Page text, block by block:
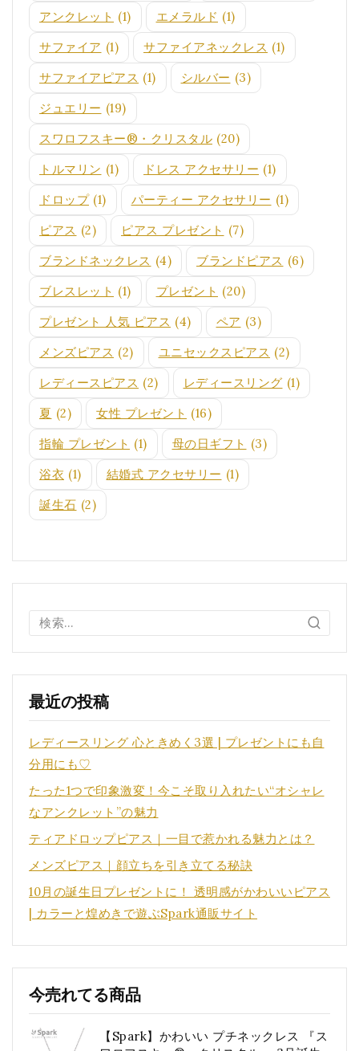
アンクレット (1) エメラルド (1)
サファイア (1) サファイアネックレス (1)
サファイアピアス (1) シルバー (3)
ジュエリー (19)
スワロフスキー®・クリスタル (20)
トルマリン (1) ドレス アクセサリー (1)
ドロップ (1) パーティー アクセサリー (1)
ピアス (2) ピアス プレゼント (7)
ブランドネックレス (4) ブランドピアス (6)
ブレスレット (1) プレゼント (20)
プレゼント 人気 ピアス (4) ペア (3)
メンズピアス (2) ユニセックスピアス (2)
レディースピアス (2) レディースリング (1)
夏 (2) 女性 プレゼント (16)
指輪 プレゼント (1) 母の日ギフト (3)
浴衣 (1) 結婚式 アクセサリー (1)
誕生石 (2)
最近の投稿
レディースリング 心ときめく3選 | プレゼントにも自
分用にも♡
たった1つで印象激変！今こそ取り入れたい“オシャレ
なアンクレット”の魅力
ティアドロップピアス｜一目で惹かれる魅力とは？
メンズピアス｜顔立ちを引き立てる秘訣
10月の誕生日プレゼントに！ 透明感がかわいいピアス
| カラーと煌めきで遊ぶSpark通販サイト
今売れてる商品
【Spark】かわいい プチネックレス 『ス